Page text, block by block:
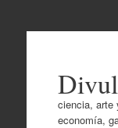
ciencia, arte
economía,